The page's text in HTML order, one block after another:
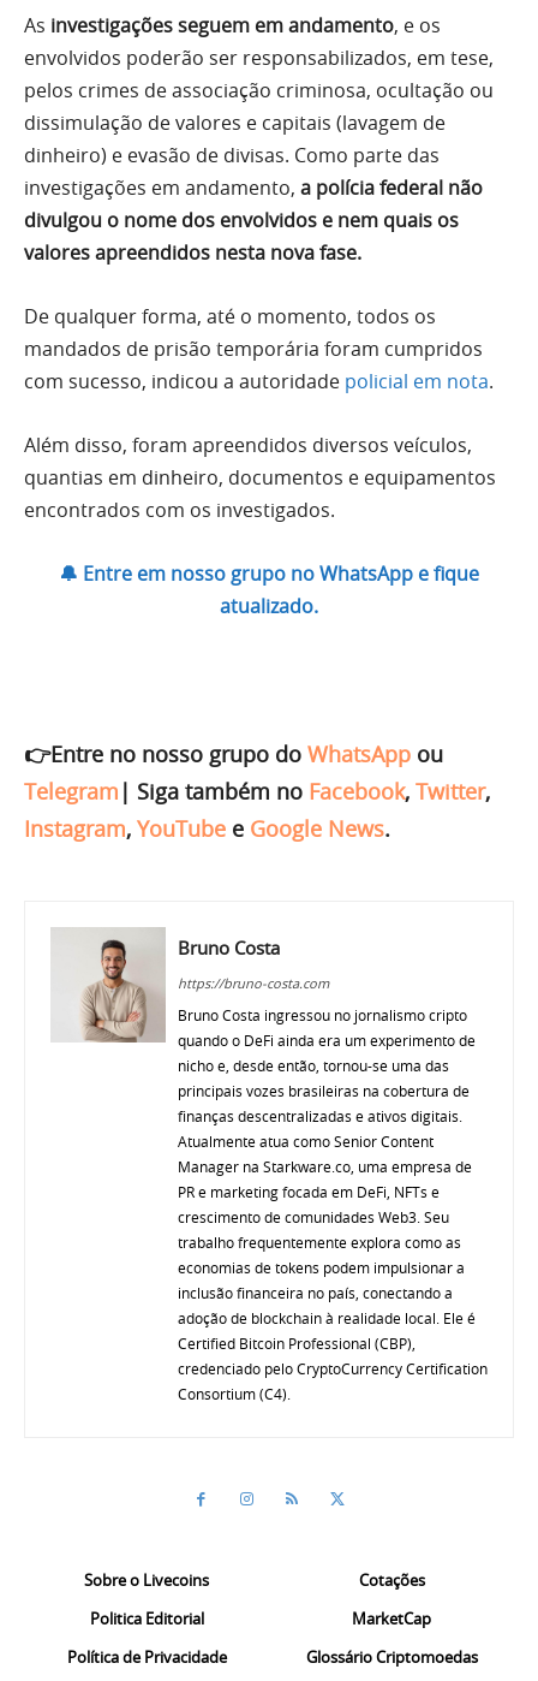
As investigações seguem em andamento, e os
envolvidos poderão ser responsabilizados, em tese,
pelos crimes de associação criminosa, ocultação ou
dissimulação de valores e capitais (lavagem de
dinheiro) e evasão de divisas. Como parte das
investigações em andamento, a polícia federal não
divulgou o nome dos envolvidos e nem quais os
valores apreendidos nesta nova fase.
De qualquer forma, até o momento, todos os
mandados de prisão temporária foram cumpridos
com sucesso, indicou a autoridade policial em nota.
Além disso, foram apreendidos diversos veículos,
quantias em dinheiro, documentos e equipamentos
encontrados com os investigados.
🔔 Entre em nosso grupo no WhatsApp e fique
atualizado.
👉Entre no nosso grupo do WhatsApp ou
Telegram | Siga também no Facebook, Twitter,
Instagram, YouTube e Google News.
Bruno Costa
https://bruno-costa.com
Bruno Costa ingressou no jornalismo cripto
quando o DeFi ainda era um experimento de
nicho e, desde então, tornou-se uma das
principais vozes brasileiras na cobertura de
finanças descentralizadas e ativos digitais.
Atualmente atua como Senior Content
Manager na Starkware.co, uma empresa de
PR e marketing focada em DeFi, NFTs e
crescimento de comunidades Web3. Seu
trabalho frequentemente explora como as
economias de tokens podem impulsionar a
inclusão financeira no país, conectando a
adoção de blockchain à realidade local. Ele é
Certified Bitcoin Professional (CBP),
credenciado pelo CryptoCurrency Certification
Consortium (C4).
Sobre o Livecoins
Politica Editorial
Política de Privacidade
Cotações
MarketCap
Glossário Criptomoedas